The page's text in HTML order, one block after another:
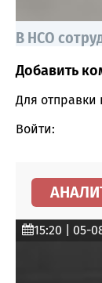
В НСО
Добавить
Для
Войти:
15:20 | 05-